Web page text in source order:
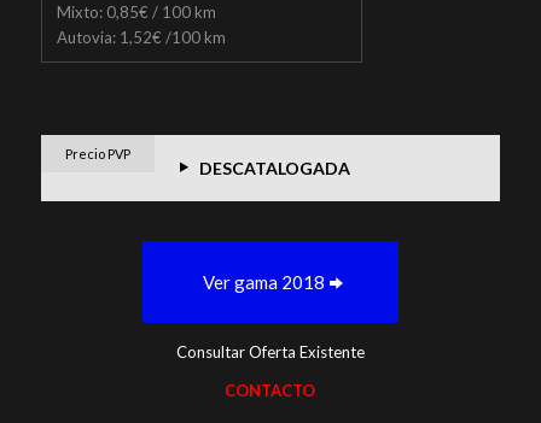
Mixto: 0,85€ / 100 km
Autovia: 1,52€ /100 km
Precio PVP
DESCATALOGADA
Ver gama 2018
Consultar Oferta Existente
CONTACTO